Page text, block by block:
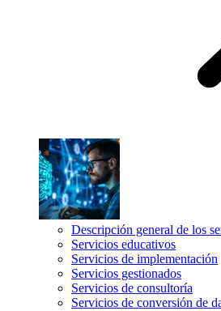
Descripción general de los
Servicios educativos
Servicios de implementación
Servicios gestionados
Servicios de consultoría
Servicios de conversión de